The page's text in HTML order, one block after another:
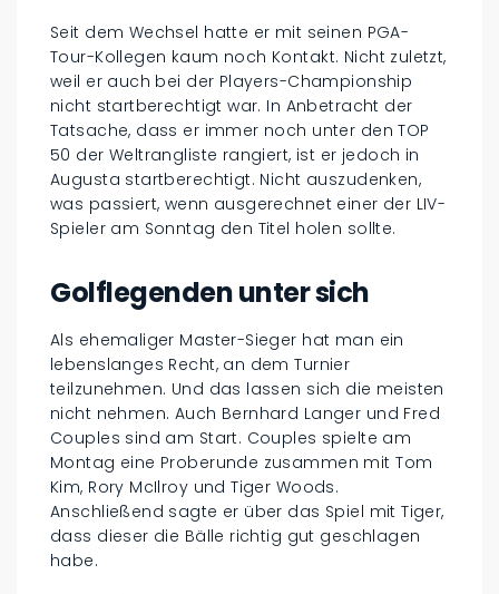
Seit dem Wechsel hatte er mit seinen PGA-
Tour-Kollegen kaum noch Kontakt. Nicht zuletzt,
weil er auch bei der Players-Championship
nicht startberechtigt war. In Anbetracht der
Tatsache, dass er immer noch unter den TOP
50 der Weltrangliste rangiert, ist er jedoch in
Augusta startberechtigt. Nicht auszudenken,
was passiert, wenn ausgerechnet einer der LIV-
Spieler am Sonntag den Titel holen sollte.
Golflegenden unter sich
Als ehemaliger Master-Sieger hat man ein
lebenslanges Recht, an dem Turnier
teilzunehmen. Und das lassen sich die meisten
nicht nehmen. Auch Bernhard Langer und Fred
Couples sind am Start. Couples spielte am
Montag eine Proberunde zusammen mit Tom
Kim, Rory McIlroy und Tiger Woods.
Anschließend sagte er über das Spiel mit Tiger,
dass dieser die Bälle richtig gut geschlagen
habe.